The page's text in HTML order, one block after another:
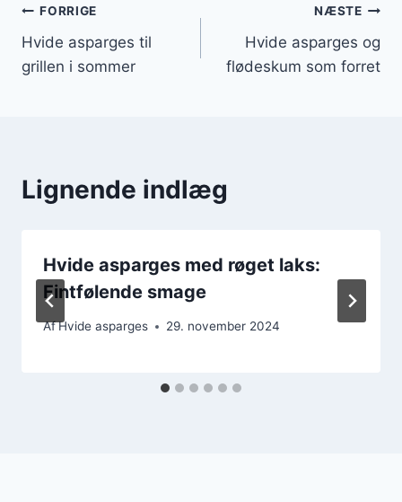
Indlægsnavigation
FORRIGE
Hvide asparges til
grillen i sommer
NÆSTE
Hvide asparges og
flødeskum som forret
Lignende indlæg
Hvide asparges med røget laks:
Fintfølende smage
AfHvide asparges 29. november 2024